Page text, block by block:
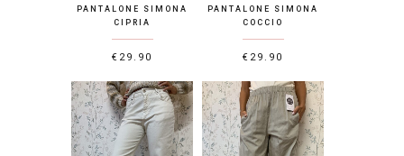
PANTALONE SIMONA
CIPRIA
€ 29.90
PANTALONE SIMONA
COCCIO
€ 29.90